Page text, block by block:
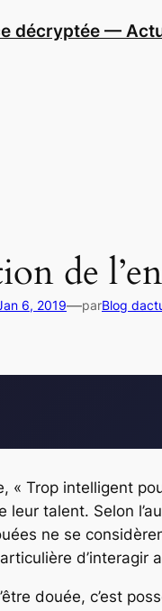
décryptée —
de
6, 2019—parBlog
« Trop intelligent
leur talent. Selon
ne se
d’interagir
douée, c’est